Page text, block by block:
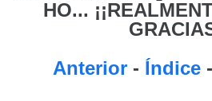
HO...
Anterior - Índice -